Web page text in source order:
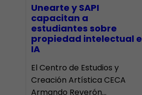
Unearte y SAPI
capacitan a
estudiantes sobre
propiedad intelectual e
IA
El Centro de Estudios y
Creación Artística CECA
Armando Reverón…